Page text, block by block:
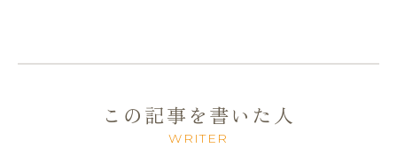
この記事を書いた人
WRITER